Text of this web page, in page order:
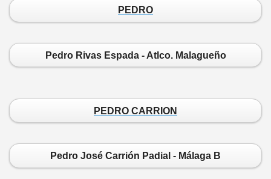
PEDRO
Pedro Rivas Espada - Atlco. Malagueño
PEDRO CARRION
Pedro José Carrión Padial - Málaga B